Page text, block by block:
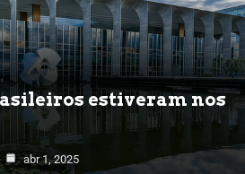
estiveram nos
abr 1, 2025